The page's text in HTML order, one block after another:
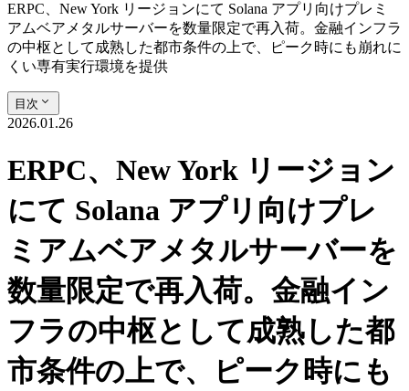
ERPC、New York リージョンにて Solana アプリ向けプレミ
アムベアメタルサーバーを数量限定で再入荷。金融インフラ
の中枢として成熟した都市条件の上で、ピーク時にも崩れに
くい専有実行環境を提供
目次
2026.01.26
ERPC、New York リージョン
にて Solana アプリ向けプレ
ミアムベアメタルサーバーを
数量限定で再入荷。金融イン
フラの中枢として成熟した都
市条件の上で、ピーク時にも